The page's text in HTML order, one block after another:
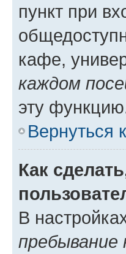
пункт при
кафе,
каждом
эту
Вернуться
Как
В
пребывание